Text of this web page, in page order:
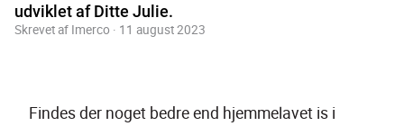
udviklet af Ditte Julie.
Skrevet af Imerco · 11 august 2023
Findes der noget bedre end hjemmelavet is i